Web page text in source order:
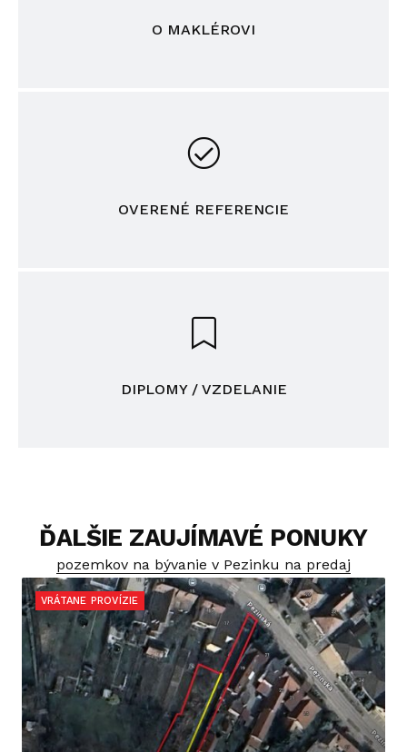
O MAKLÉROVI
OVERENÉ REFERENCIE
DIPLOMY / VZDELANIE
ĎALŠIE ZAUJÍMAVÉ PONUKY
pozemkov na bývanie v Pezinku na predaj
VRÁTANE PROVÍZIE